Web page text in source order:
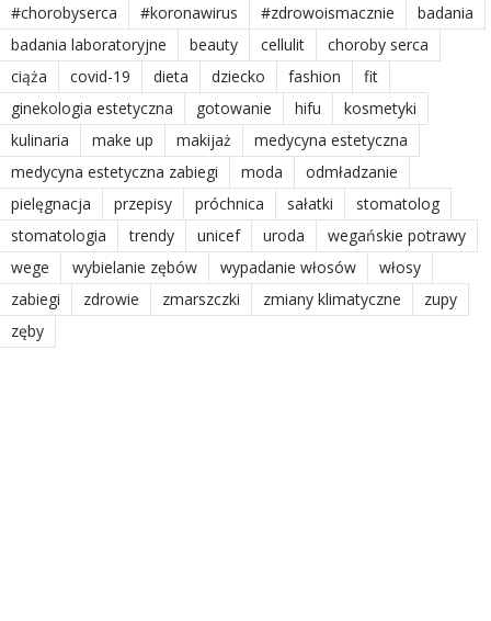
#chorobyserca #koronawirus #zdrowoismacznie
badania
badania laboratoryjne
beauty cellulit
choroby serca
ciąża
covid-19 dieta dziecko fashion
fit
ginekologia estetyczna
gotowanie hifu
kosmetyki
kulinaria
make up makijaż
medycyna estetyczna
medycyna estetyczna zabiegi
moda
odmładzanie
pielęgnacja
przepisy próchnica sałatki
stomatolog
stomatologia
trendy unicef uroda
wegańskie potrawy
wege
wybielanie zębów wypadanie włosów
włosy
zabiegi
zdrowie zmarszczki zmiany klimatyczne
zupy
zęby